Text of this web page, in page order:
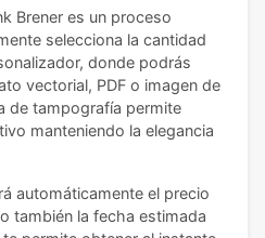
Brener es un proceso
selecciona la cantidad
donde podrás
vectorial, PDF o imagen de
de tampografía permite
manteniendo la elegancia
automáticamente el precio
también la fecha estimada